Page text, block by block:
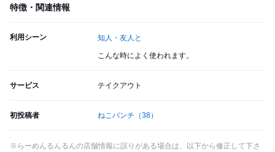
特徴・関連情報
利用シーン 知人・友人と
こんな時によく使われます。
サービス テイクアウト
初投稿者 ねこパンチ （38）
※らーめんるんるんの店舗情報に誤りがある場合は、以下から修正して下さ